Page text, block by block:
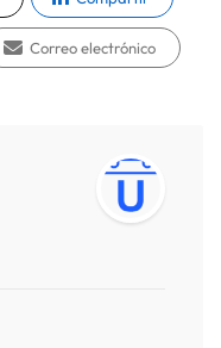
Correo electrónico